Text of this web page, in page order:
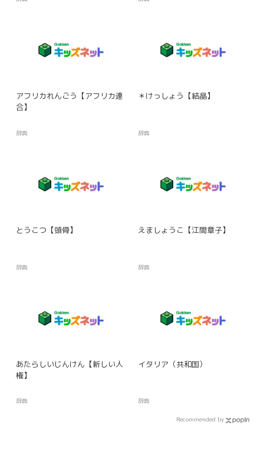
アフリカれんごう【アフリカ連
合】
辞典
＊けっしょう【結晶】
辞典
とうこつ【頭骨】
辞典
えましょうこ【江間章子】
辞典
あたらしいじんけん【新しい人
権】
辞典
イタリア（共和国）
辞典
Recommended by